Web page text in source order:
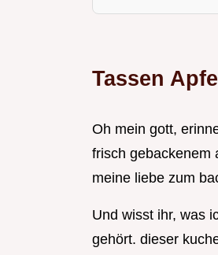
Tassen
Oh mein gott,
frisch gebackenem
meine liebe zum
Und wisst ihr, was
gehört. dieser